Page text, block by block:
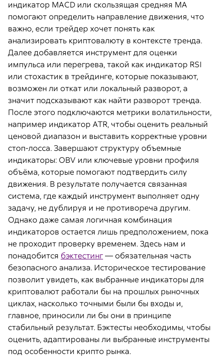
индикатор MACD или скользящая средняя MA
помогают определить направление движения, что
важно, если трейдер хочет понять как
анализировать криптовалюту в контексте тренда.
Далее добавляется инструмент для оценки
импульса или перегрева, такой как индикатор RSI
или стохастик в трейдинге, которые показывают,
возможен ли откат или локальный разворот, а
значит подсказывают как найти разворот тренда.
После этого подключаются метрики волатильности,
например индикатор ATR, чтобы оценить реальный
ценовой диапазон и выставить корректные уровни
стоп-лосса. Завершают структуру объемные
индикаторы: OBV или ключевые уровни профиля
объёма, которые помогают подтвердить силу
движения. В результате получается связанная
система, где каждый инструмент выполняет одну
задачу, не дублируя и не противореча другим.
Однако даже самая логичная комбинация
индикаторов остается лишь предположением, пока
не проходит проверку временем. Здесь нам и
понадобится бэктестинг— обязательная часть
безопасного анализа. Историческое тестирование
позволит увидеть, как выбранные индикаторы для
криптовалют работали бы на прошлых рыночных
циклах, насколько точными были бы входы и,
главное, приносили ли бы они в принципе
стабильный результат. Бэктесты необходимы, чтобы
оценить, адаптированы ли выбранные инструменты
под особенности крипто рынка.